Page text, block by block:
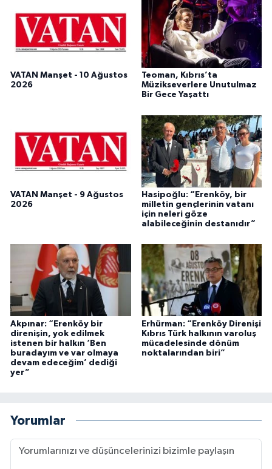
VATAN Manşet - 10 Ağustos
2026
Teoman, Kıbrıs’ta
Müzikseverlere Unutulmaz
Bir Gece Yaşattı
VATAN Manşet - 9 Ağustos
2026
Hasipoğlu: “Erenköy, bir
milletin gençlerinin vatanı
için neleri göze
alabileceğinin destanıdır”
Akpınar: “Erenköy bir
direnişin, yok edilmek
istenen bir halkın ‘Ben
buradayım ve var olmaya
devam edeceğim’ dediği
yer”
Erhürman: “Erenköy Direnişi
Kıbrıs Türk halkının varoluş
mücadelesinde dönüm
noktalarından biri”
Yorumlar